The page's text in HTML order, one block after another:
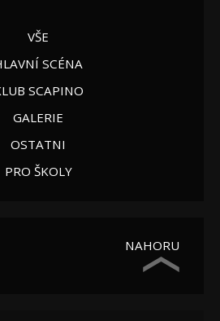
VŠE
SCÉNA
SCAPINO
GALERIE
OSTATNI
PRO ŠKOLY
NAHORU